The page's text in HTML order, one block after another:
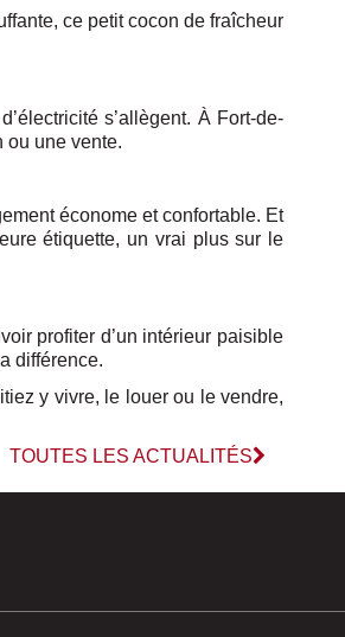
ce petit cocon de fraîcheur
s’allègent. À Fort-de-
ou une vente.
économe et confortable. Et
étiquette, un vrai plus sur le
profiter d’un intérieur paisible
différence.
y vivre, le louer ou le vendre,
TOUTES LES ACTUALITÉS